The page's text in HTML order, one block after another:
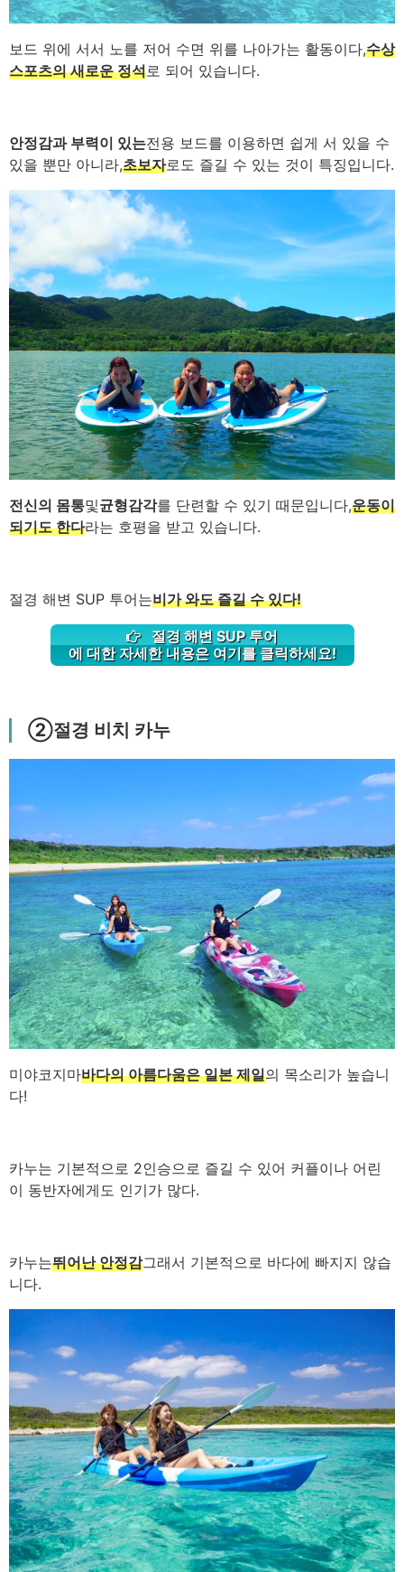
보드 위에 서서 노를 저어 수면 위를 나아가는 활동이다,수상
스포츠의 새로운 정석로 되어 있습니다.
안정감과 부력이 있는전용 보드를 이용하면 쉽게 서 있을 수
있을 뿐만 아니라,초보자로도 즐길 수 있는 것이 특징입니다.
전신의 몸통및균형감각를 단련할 수 있기 때문입니다,운동이
되기도 한다라는 호평을 받고 있습니다.
절경 해변 SUP 투어는비가 와도 즐길 수 있다!
절경 해변 SUP 투어
에 대한 자세한 내용은 여기를 클릭하세요!
②절경 비치 카누
미야코지마바다의 아름다움은 일본 제일의 목소리가 높습니
다!
카누는 기본적으로 2인승으로 즐길 수 있어 커플이나 어린
이 동반자에게도 인기가 많다.
카누는뛰어난 안정감그래서 기본적으로 바다에 빠지지 않습
니다.